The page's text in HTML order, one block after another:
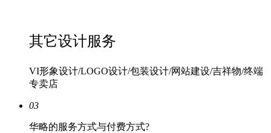
其它设计服务
VI形象设计/LOGO设计/包装设计/网站建设/吉祥物/终端
专卖店
03
华略的服务方式与付费方式?